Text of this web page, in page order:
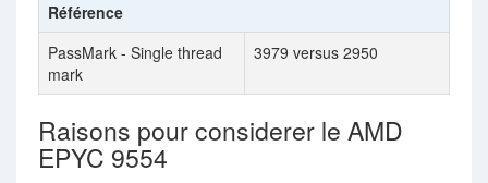
Référence
PassMark - Single thread
mark
3979 versus 2950
Raisons pour considerer le AMD
EPYC 9554